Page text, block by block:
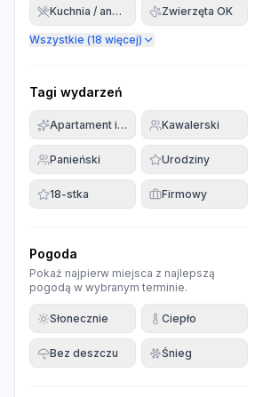
Kuchnia / aneks Zwierzęta OK
Wszystkie (18 więcej)
Tagi wydarzeń
Apartament imprezowyKawalerski
Panieński Urodziny
18-stka Firmowy
Pogoda
Pokaż najpierw miejsca z najlepszą
pogodą w wybranym terminie.
Słonecznie Ciepło
Bez deszczu Śnieg